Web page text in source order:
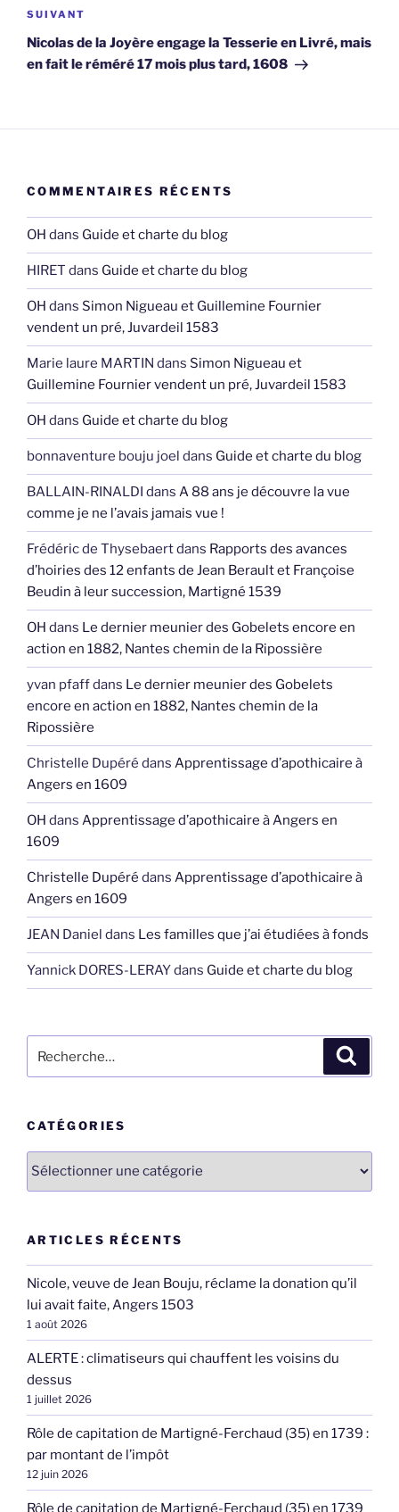
Article
suivant
SUIVANT
Nicolas de la Joyère engage la Tesserie en Livré, mais
en fait le réméré 17 mois plus tard, 1608
COMMENTAIRES RÉCENTS
OH dans Guide et charte du blog
HIRET dans Guide et charte du blog
OH dans Simon Nigueau et Guillemine Fournier
vendent un pré, Juvardeil 1583
Marie laure MARTIN dans Simon Nigueau et
Guillemine Fournier vendent un pré, Juvardeil 1583
OH dans Guide et charte du blog
bonnaventure bouju joel dans Guide et charte du blog
BALLAIN-RINALDI dans A 88 ans je découvre la vue
comme je ne l’avais jamais vue !
Frédéric de Thysebaertdans Rapports des avances
d’hoiries des 12 enfants de Jean Berault et Françoise
Beudin à leur succession, Martigné 1539
OH dans Le dernier meunier des Gobelets encore en
action en 1882, Nantes chemin de la Ripossière
yvan pfaffdans Le dernier meunier des Gobelets
encore en action en 1882, Nantes chemin de la
Ripossière
Christelle Dupéré dans Apprentissage d’apothicaire à
Angers en 1609
OH dans Apprentissage d’apothicaire à Angers en
1609
Christelle Dupéré dans Apprentissage d’apothicaire à
Angers en 1609
JEAN Daniel dans Les familles que j’ai étudiées à fonds
Yannick DORES-LERAYdans Guide et charte du blog
pour
CATÉGORIES
Catégories
ARTICLES RÉCENTS
Nicole, veuve de Jean Bouju, réclame la donation qu’il
lui avait faite, Angers 1503
1 août 2026
ALERTE : climatiseurs qui chauffent les voisins du
dessus
1 juillet 2026
Rôle de capitation de Martigné-Ferchaud (35) en 1739 :
par montant de l’impôt
12 juin 2026
Rôle de capitation de Martigné-Ferchaud (35) en 1739